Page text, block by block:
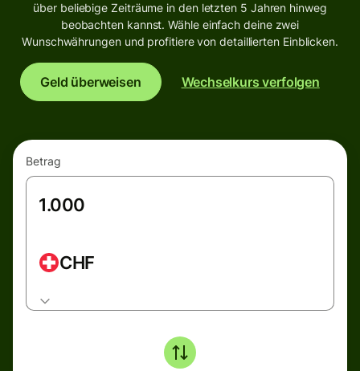
über beliebige Zeiträume in den letzten 5 Jahren hinweg
beobachten kannst. Wähle einfach deine zwei
Wunschwährungen und profitiere von detaillierten Einblicken.
Geld überweisen Wechselkurs verfolgen
Betrag
CHF